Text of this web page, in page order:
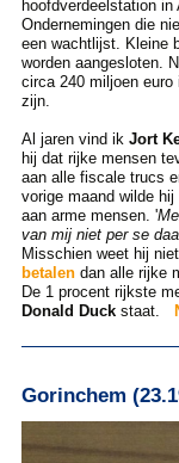
hoofdverdeelstation
Ondernemingen die
een wachtlijst. Kleine
worden aangesloten.
circa 240 miljoen
zijn.
Al jaren vind ik Jort
hij dat rijke mensen
aan alle fiscale trucs
vorige maand wilde hij
aan arme mensen. '
van mij niet per se
Misschien weet hij
betalendan alle rijke
De 1 procent rijkste
Donald Duckstaat.
Gorinchem